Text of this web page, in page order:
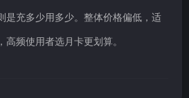
是充多少用多少。整体价格偏低，适
频使用者选月卡更划算。